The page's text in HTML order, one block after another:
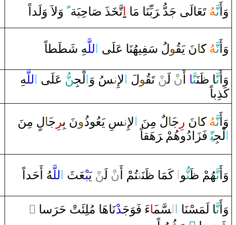
وَ‌أَنَّ‍‍هُ تَعَالَى‌ جَدُّ‌ ‌‍رَبِّنَا‌ مَا‌ ‌اتَّ‍‍خَ‍‍ذَ‌ صَ‍‍احِبَةً ‌ ‌وَلاَ‌ ‌وَلَد‌اً
وَ‌أَنَّ‍‍هُ ك‍‍َ‍انَ يَ‍‍قُ‍‍ولُ سَفِيهُنَا‌ عَلَى‌ للَّ‍‍هِ شَ‍‍طَ‍‍ط‍‍اً
وَ‌أَنَّ‍‍ا‌ ظَ‍‍نَ‍‍نَّ‍‍ا ن ْ لَ‍‌‍ن ْ تَ‍‍قُ‍‍ولَ لإِ‌ن‍‍سُ ‌وَ لْجِ‍‍نّ ُ عَلَى‌ للَّ‍‍هِ
كَذِباً
وَ‌أَنَّ‍‍هُ ك‍‍َ‍انَ ‌ر ِج‍‍َ‍ال ‌ مِنَ لإِ‌ن‍‍سِ يَعُو‌ذ‍ُ‍‌ونَ بِ‍‍ر ِج‍‍َ‍ال ‌ مِنَ
لْجِ‍‍نّ‍ِ فَزَ‌ا‌دُ‌وهُمْ ‌‍رَهَ‍‍ق‍‍اً
وَ‌أَنَّ‍‍هُمْ ظَ‍‍نُّ‍‍و ‌ كَمَا‌ ظَ‍‍نَ‍‌‍ن‍‍تُمْ ‌أَ‌ ن ْ لَ‍‌‍ن ْ يَ‍‍بْ‍‍عَثَ للَّ‍‍هُ ‌أَحَد‌اً
وَ‌أَنَّ‍‍ا‌ لَمَسْنَا‌ ل‍‍سَّم‍‍َ‍ا‌ءَ‌ فَوَجَ‍‍دْنَاهَا‌ مُلِئَتْ حَ‍رَسا‌ ‌ ً